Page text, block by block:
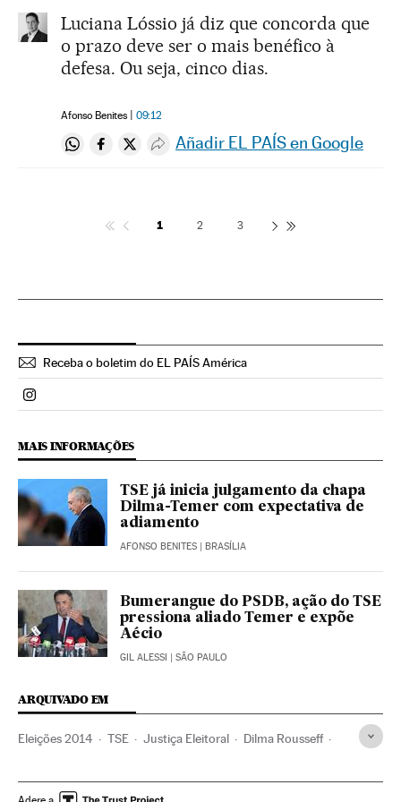
Luciana Lóssio já diz que concorda que
o prazo deve ser o mais benéfico à
defesa. Ou seja, cinco dias.
Afonso Benites 09:12
Compartir en Whatsapp
Compartir en Facebook
Compartir en Twitter
Desplegar Redes Sociales
Añadir EL PAÍS en Google
1 2 3
Receba o boletim do EL PAÍS América
Politica El País Brasil en Instagram
MAIS INFORMAÇÕES
TSE já inicia julgamento da chapa
Dilma-Temer com expectativa de
adiamento
AFONSO BENITES | BRASÍLIA
Bumerangue do PSDB, ação do TSE
pressiona aliado Temer e expõe
Aécio
GIL ALESSI | SÃO PAULO
ARQUIVADO EM
Eleições 2014 TSE Justiça Eleitoral Dilma Rousseff
Financiamento ilegal Presidente Brasil